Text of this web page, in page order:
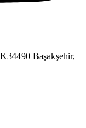
Başakşehir,